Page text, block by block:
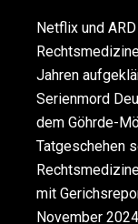
Netflix und
Jahren
Serienmord
dem Göhrde-
Tatgeschehen
mit
November